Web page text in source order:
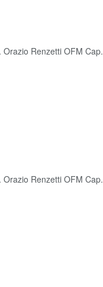
Renzetti OFM Cap.
Renzetti OFM Cap.